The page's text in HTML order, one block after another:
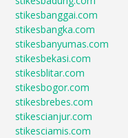
stikesbanggai.com
stikesbangka.com
stikesbanyumas.com
stikesbekasi.com
stikesblitar.com
stikesbogor.com
stikesbrebes.com
stikescianjur.com
stikesciamis.com